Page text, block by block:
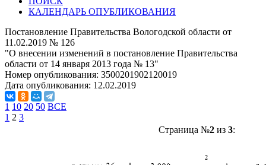
КАЛЕНДАРЬ ОПУБЛИКОВАНИЯ
Постановление Правительства Вологодской области от
11.02.2019 № 126
"О внесении изменений в постановление Правительства
области от 14 января 2013 года № 13"
Номер опубликования: 3500201902120019
Дата опубликования: 12.02.2019
1 10 20 50 ВСЕ
1 2 3
Страница №2из 3: